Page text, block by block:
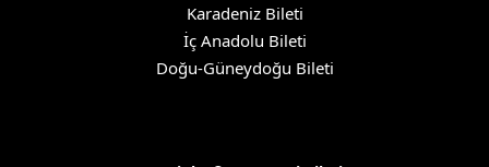
Karadeniz Bileti
İç Anadolu Bileti
Doğu-Güneydoğu Bileti